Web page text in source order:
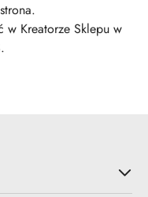
w Kreatorze Sklepu w